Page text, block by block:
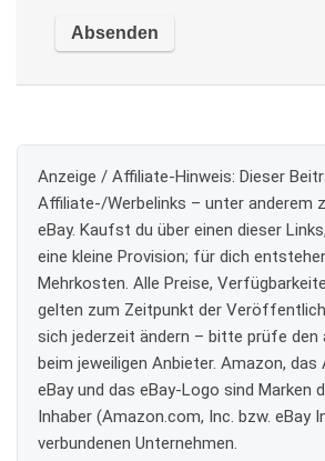
Anzeige / Affiliate-Hinweis: Dieser
Affiliate-/Werbelinks – unter anderem
eBay. Kaufst du über einen dieser
eine kleine Provision; für dich
Mehrkosten. Alle Preise,
gelten zum Zeitpunkt der
sich jederzeit ändern – bitte prüfe den
beim jeweiligen Anbieter. Amazon,
eBay und das eBay-Logo sind Marken
Inhaber (Amazon.com, Inc. bzw. eBay
verbundenen Unternehmen.